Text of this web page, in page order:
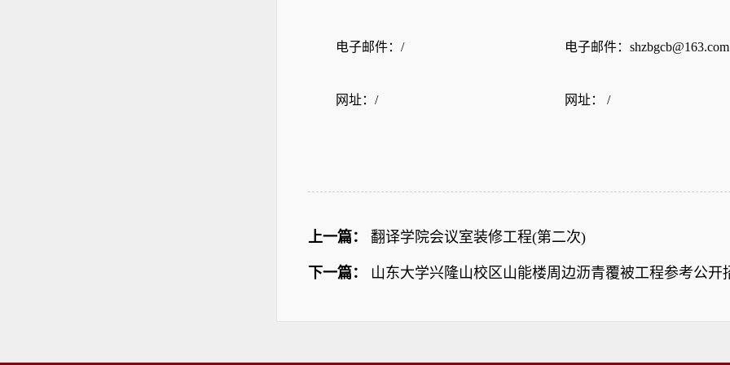
电子邮件：/ 电子邮件：shzbgcb@163.com
网址：/ 网址： /
上一篇： 翻译学院会议室装修工程(第二次)
下一篇： 山东大学兴隆山校区山能楼周边沥青覆被工程参考公开